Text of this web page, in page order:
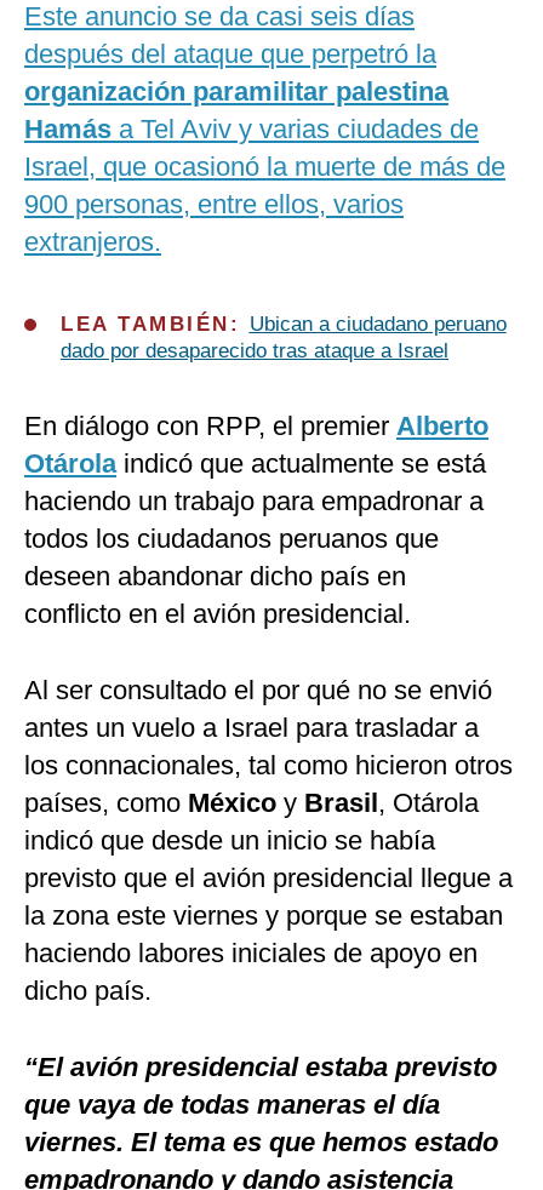
Este anuncio se da casi seis días
después del ataque que perpetró la
organización paramilitar palestina
Hamás a Tel Aviv y varias ciudades de
Israel, que ocasionó la muerte de más de
900 personas, entre ellos, varios
extranjeros.
LEA TAMBIÉN: Ubican a ciudadano peruano
dado por desaparecido tras ataque a Israel
En diálogo con RPP, el premier Alberto
Otárolaindicó que actualmente se está
haciendo un trabajo para empadronar a
todos los ciudadanos peruanos que
deseen abandonar dicho país en
conflicto en el avión presidencial.
Al ser consultado el por qué no se envió
antes un vuelo a Israel para trasladar a
los connacionales, tal como hicieron otros
países, como México y Brasil, Otárola
indicó que desde un inicio se había
previsto que el avión presidencial llegue a
la zona este viernes y porque se estaban
haciendo labores iniciales de apoyo en
dicho país.
“El avión presidencial estaba previsto
que vaya de todas maneras el día
viernes. El tema es que hemos estado
empadronando y dando asistencia